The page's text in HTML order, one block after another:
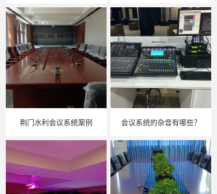
荆门水利会议系统案例 会议系统的杂音有哪些？